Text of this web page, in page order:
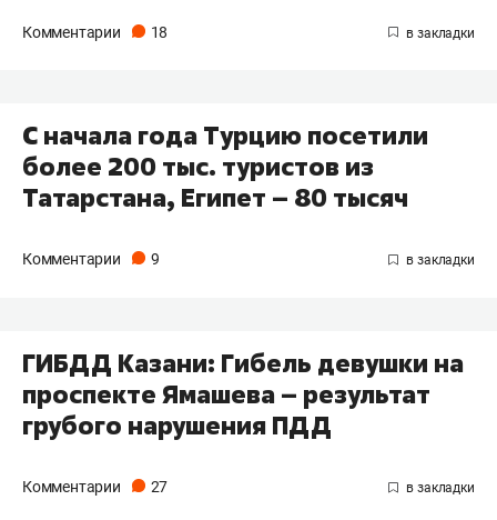
Комментарии 18
С начала года Турцию посетили
более 200 тыс. туристов из
Татарстана, Египет – 80 тысяч
Комментарии 9
ГИБДД Казани: Гибель девушки на
проспекте Ямашева – результат
грубого нарушения ПДД
Комментарии 27